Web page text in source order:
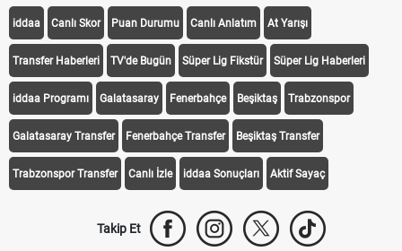
iddaa Canlı Skor Puan Durumu Canlı Anlatım At Yarışı
Transfer Haberleri TV'de Bugün Süper Lig Fikstür Süper Lig Haberleri
iddaa Programı Galatasaray Fenerbahçe Beşiktaş Trabzonspor
Galatasaray Transfer Fenerbahçe Transfer Beşiktaş Transfer
Trabzonspor Transfer Canlı İzle iddaa Sonuçları Aktif Sayaç
Takip Et